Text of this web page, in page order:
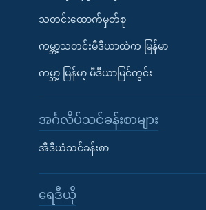
သတင်းထောက်မှတ်စု
ကမ္ဘာ့သတင်းမီဒီယာထဲက မြန်မာ
ကမ္ဘာ့ မြန်မာ့ မီဒီယာမြင်ကွင်း
အင်္ဂလိပ်သင်ခန်းစာများ
အီဒီယံသင်ခန်းစာ
ရေဒီယို